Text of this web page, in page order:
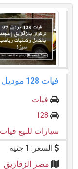
فيات 128 موديل 97 تركواز بالزقازيق | مجددة...
فيات
128
سيارات للبيع فيات
السعر: 1 جنية
مصر الزقازيق